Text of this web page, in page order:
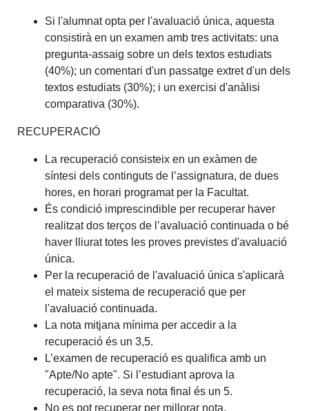
Si l'alumnat opta per l'avaluació única, aquesta
consistirà en un examen amb tres activitats: una
pregunta-assaig sobre un dels textos estudiats
(40%); un comentari d'un passatge extret d'un dels
textos estudiats (30%); i un exercisi d'anàlisi
comparativa (30%).
RECUPERACIÓ
La recuperació consisteix en un exàmen de
síntesi dels continguts de l’assignatura, de dues
hores, en horari programat per la Facultat.
És condició imprescindible per recuperar haver
realitzat dos terços de l’avaluació continuada o bé
haver lliurat totes les proves previstes d'avaluació
única.
Per la recuperació de l'avaluació única s'aplicarà
el mateix sistema de recuperació que per
l'avaluació continuada.
La nota mitjana mínima per accedir a la
recuperació és un 3,5.
L’examen de recuperació es qualifica amb un
"Apte/No apte". Si l’estudiant aprova la
recuperació, la seva nota final és un 5.
No es pot recuperar per millorar nota.